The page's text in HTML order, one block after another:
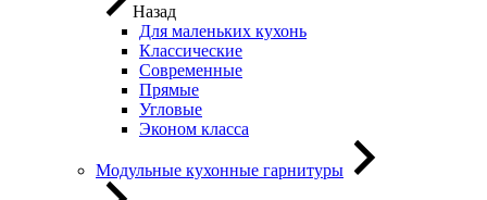
Назад
Для маленьких кухонь
Классические
Современные
Прямые
Угловые
Эконом класса
Модульные кухонные гарнитуры